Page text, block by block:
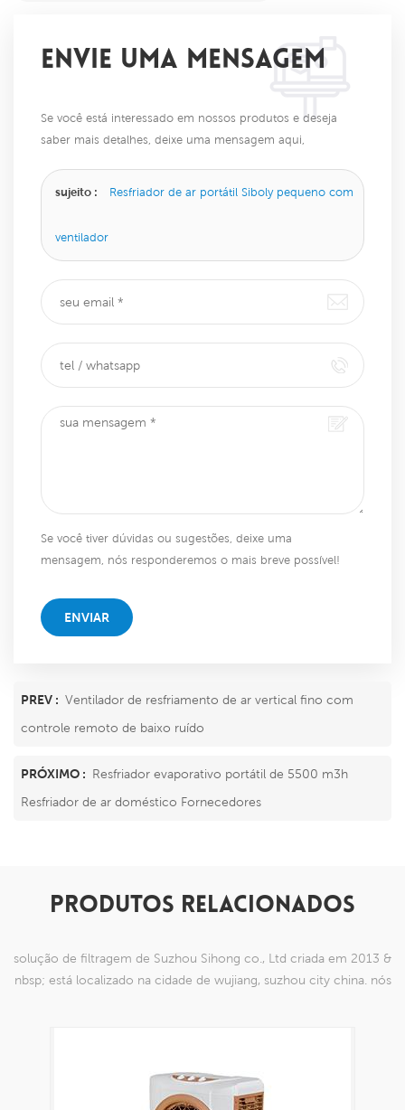
ENVIE UMA MENSAGEM
Se você está interessado em nossos produtos e deseja
saber mais detalhes, deixe uma mensagem aqui,
sujeito : Resfriador de ar portátil Siboly pequeno com
ventilador
Se você tiver dúvidas ou sugestões, deixe uma
mensagem, nós responderemos o mais breve possível!
ENVIAR
PREV : Ventilador de resfriamento de ar vertical fino com
controle remoto de baixo ruído
PRÓXIMO : Resfriador evaporativo portátil de 5500 m3h
Resfriador de ar doméstico Fornecedores
PRODUTOS RELACIONADOS
solução de filtragem de Suzhou Sihong co., Ltd criada em 2013 &
nbsp; está localizado na cidade de wujiang, suzhou city china. nós